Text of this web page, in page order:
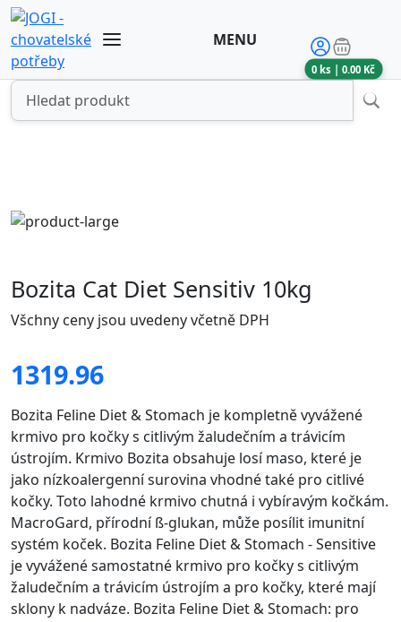
MENU
0 ks |0.00 Kč
Bozita Cat Diet Sensitiv 10kg
Všchny ceny jsou uvedeny včetně DPH
1319.96
Bozita Feline Diet & Stomach je kompletně vyvážené
krmivo pro kočky s citlivým žaludečním a trávicím
ústrojím. Krmivo Bozita obsahuje losí maso, které je
jako nízkoalergenní surovina vhodné také pro citlivé
kočky. Toto lahodné krmivo chutná i vybíravým kočkám.
MacroGard, přírodní ß-glukan, může posílit imunitní
systém koček. Bozita Feline Diet & Stomach - Sensitive
je vyvážené samostatné krmivo pro kočky s citlivým
žaludečním a trávicím ústrojím a pro kočky, které mají
sklony k nadváze. Bozita Feline Diet & Stomach: pro